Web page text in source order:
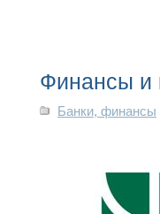
Финансы и
Банки, финансы